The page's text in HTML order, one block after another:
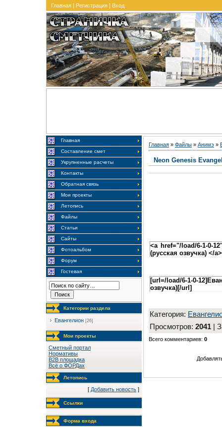
Главная | Регистрация | Вход
Главная
Составление смет
Укрупненные расчеты
Контакты
Обратная связь
Мои проекты
Летопись
Файлы
Статьи
Сайты
Фотоальбом
Форум
Гостевая
Категории раздела
Евангелион [26]
Мои проекты
Сметный портал
Нормативы
B2B площадка
Всё о ФОРДах
Летопись
[ Добавить новость ]
Ссылки
Форма входа
Главная » Файлы » Анимэ »
Neon Genesis
<a href="/load/6-1-0-
(русская озвучка) </a>
[url=/load/6-1-0-
озвучка)[/url]
Категория:
Просмотров: 2041 |
Всего комментариев: 0